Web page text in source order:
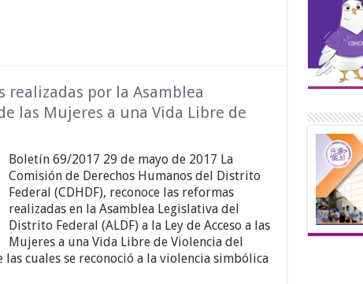
realizadas por la Asamblea
las Mujeres a una Vida Libre de
Boletín 69/2017 29 de mayo de 2017 La
Comisión de Derechos Humanos del Distrito
Federal (CDHDF), reconoce las reformas
realizadas en la Asamblea Legislativa del
Distrito Federal (ALDF) a la Ley de Acceso a las
Mujeres a una Vida Libre de Violencia del
las cuales se reconoció a la violencia simbólica